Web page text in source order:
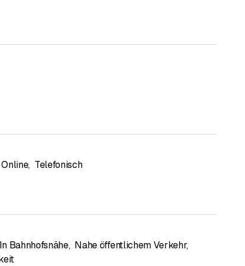
Online, Telefonisch
In Bahnhofsnähe, Nahe öffentlichem Verkehr,